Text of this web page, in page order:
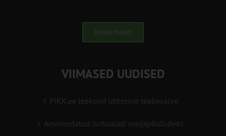
Kirjuta meile!
VIIMASED UUDISED
PIKK.ee teekond ühtsesse teabesalve
Ammendatud turbaalad marjapõldudeks